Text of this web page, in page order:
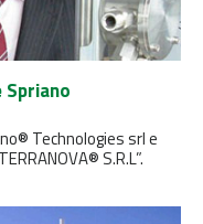
Spriano
Technologies srl e
S.R.L”.